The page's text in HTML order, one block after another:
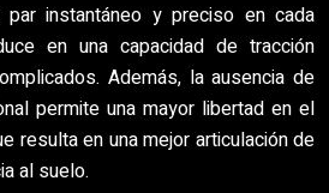
instantáneo y preciso en cada
en una capacidad de tracción
Además, la ausencia de
permite una mayor libertad en el
resulta en una mejor articulación de
al suelo.